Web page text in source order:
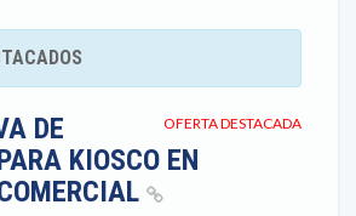
OFERTA DESTACADA
DE
KIOSCO EN